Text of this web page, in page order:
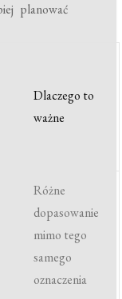
planować
Dlaczego to
ważne
Różne
dopasowanie
mimo tego
samego
oznaczenia